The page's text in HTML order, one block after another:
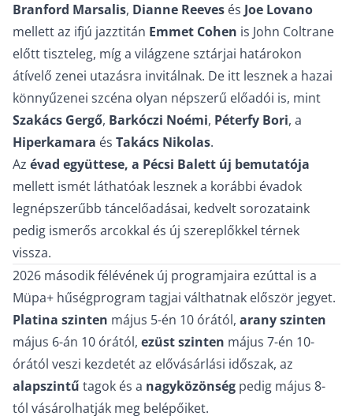
Branford Marsalis, Dianne Reeves és Joe Lovano
mellett az ifjú jazztitán Emmet Cohen is John Coltrane
előtt tiszteleg, míg a világzene sztárjai határokon
átívelő zenei utazásra invitálnak. De itt lesznek a hazai
könnyűzenei szcéna olyan népszerű előadói is, mint
Szakács Gergő, Barkóczi Noémi, Péterfy Bori, a
Hiperkamara és Takács Nikolas.
Az évad együttese, a Pécsi Balett új bemutatója
mellett ismét láthatóak lesznek a korábbi évadok
legnépszerűbb táncelőadásai, kedvelt sorozataink
pedig ismerős arcokkal és új szereplőkkel térnek
vissza.
2026 második félévének új programjaira ezúttal is a
Müpa+ hűségprogram tagjai válthatnak először jegyet.
Platina szinten május 5-én 10 órától, arany szinten
május 6-án 10 órától, ezüst szinten május 7-én 10-
órától veszi kezdetét az elővásárlási időszak, az
alapszintű tagok és a nagyközönség pedig május 8-
tól vásárolhatják meg belépőiket.